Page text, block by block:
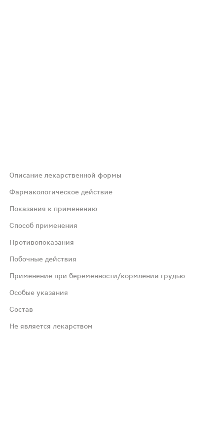
рекомендуется проконсультироваться с врачом.
Описание лекарственной формы
Фармакологическое действие
Показания к применению
Способ применения
Противопоказания
Побочные действия
Применение при беременности/кормлении грудью
Особые указания
Состав
Не является лекарством